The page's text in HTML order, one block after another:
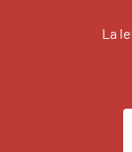
La